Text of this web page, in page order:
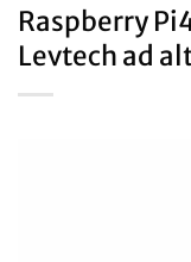
Raspberry
Levtech ad